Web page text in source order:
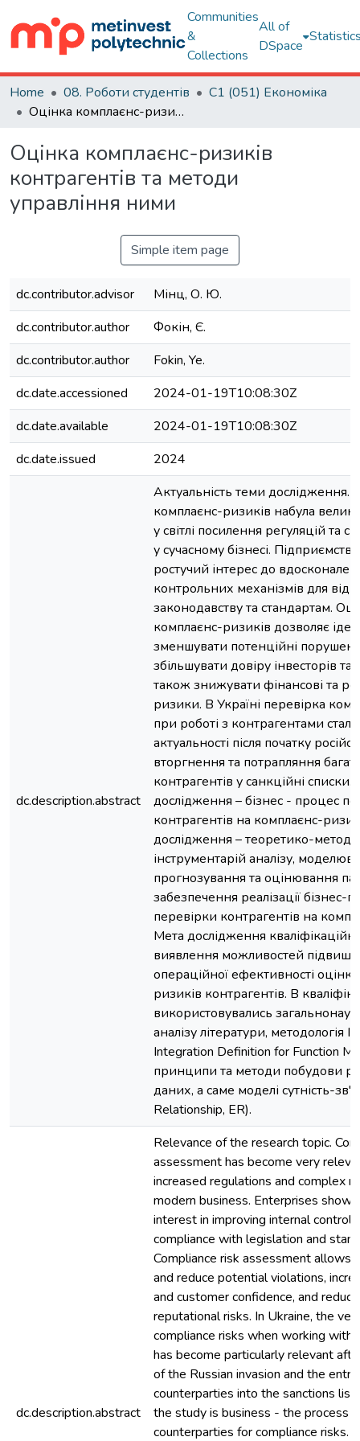
Communities
&
Collections
All of
DSpace
Home 08. Роботи студентів
C1 (051) Економіка
Оцінка комплаєнс-ризиків контрагентів та методи управління ними
Оцінка комплаєнс-ризиків
контрагентів та методи
управління ними
Simple item page
dc.contributor.advisor
Мінц, О. Ю.
dc.contributor.author
Фокін, Є.
dc.contributor.author
Fokin, Ye.
dc.date.accessioned
2024-01-19T10:08:30Z
dc.date.available
2024-01-19T10:08:30Z
dc.date.issued
2024
dc.description.abstract
Актуальність теми дослідження.
комплаєнс-ризиків набула
у світлі посилення регуляцій та
у сучасному бізнесі.
ростучий інтерес до
контрольних механізмів для
законодавству та стандартам.
комплаєнс-ризиків дозволяє
зменшувати потенційні
збільшувати довіру інвесторів та
також знижувати фінансові та
ризики. В Україні перевірка
при роботі з контрагентами
актуальності після початку
вторгнення та потрапляння
контрагентів у санкційні списки.
дослідження – бізнес - процес
контрагентів на комплаєнс-
дослідження – теоретико-
інструментарій аналізу,
прогнозування та оцінювання
забезпечення реалізації бізнес-
перевірки контрагентів на
Мета дослідження
виявлення можливостей
операційної ефективності
ризиків контрагентів. В
використовувались
аналізу літератури, методологія
Integration Definition for Function
принципи та методи побудови
даних, а саме моделі сутність-
Relationship, ER).
dc.description.abstract
Relevance of the research topic.
assessment has become very
increased regulations and complex
modern business. Enterprises show
interest in improving internal control
compliance with legislation and
Compliance risk assessment allows
and reduce potential violations,
and customer confidence, and
reputational risks. In Ukraine, the
compliance risks when working with
has become particularly relevant
of the Russian invasion and the
counterparties into the sanctions
the study is business - the process
counterparties for compliance risks.